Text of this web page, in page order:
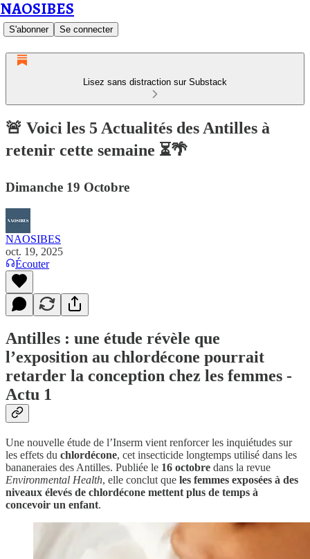
NAOSIBES
S'abonner Se connecter
Lisez sans distraction sur Substack
🚨 Voici les 5 Actualités des Antilles à
retenir cette semaine ⏳🌴
Dimanche 19 Octobre
NAOSIBES
oct. 19, 2025
Écouter
Antilles : une étude révèle que
l’exposition au chlordécone pourrait
retarder la conception chez les femmes -
Actu 1
Une nouvelle étude de l’Inserm vient renforcer les inquiétudes sur
les effets du chlordécone, cet insecticide longtemps utilisé dans les
bananeraies des Antilles. Publiée le 16 octobre dans la revue
Environmental Health, elle conclut que les femmes exposées à des
niveaux élevés de chlordécone mettent plus de temps à
concevoir un enfant.